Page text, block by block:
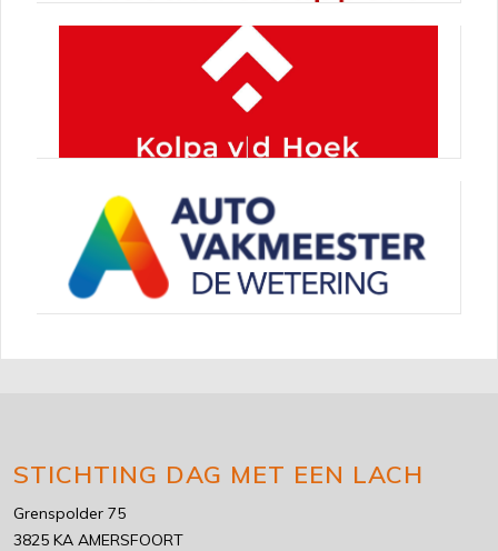
STICHTING DAG MET EEN LACH
Grenspolder 75
3825 KA AMERSFOORT